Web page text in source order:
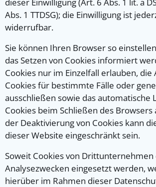
Abs. 1 TTDSG); die Einwilligung ist
widerrufbar.
Sie können Ihren Browser so
das Setzen von Cookies informiert
Cookies nur im Einzelfall erlauben, die
Cookies für bestimmte Fälle oder
ausschließen sowie das automatische
Cookies beim Schließen des Browsers
der Deaktivierung von Cookies kann
dieser Website eingeschränkt sein.
Soweit Cookies von Drittunternehmen
Analysezwecken eingesetzt werden,
hierüber im Rahmen dieser